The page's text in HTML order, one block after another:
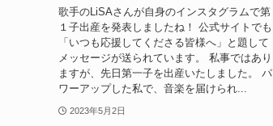
歌手のLiSAさんが自身のインスタグラムで第
１子出産を発表しましたね！ 公式サイトでも
「いつも応援してくださる皆様へ」と題して
メッセージが送られています。 私事ではあり
ますが、先日第一子を出産いたしました。 パ
ワーアップした私で、音楽を届けられ...
2023年5月2日